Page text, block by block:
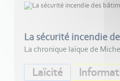
La sécurité incendie
La chronique laïque de
Laïcité